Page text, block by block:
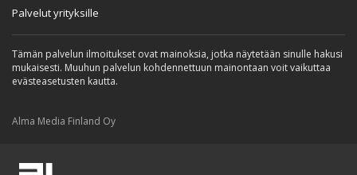
Palvelut yrityksille
Tämän palvelun ilmoitukset ovat mainoksia, jotka näytetään sinulle hakusi
mukaisesti. Muuhun palvelun kohdennettuun mainontaan voit vaikuttaa
evästeasetusten kautta.
Alma Media Finland Oy